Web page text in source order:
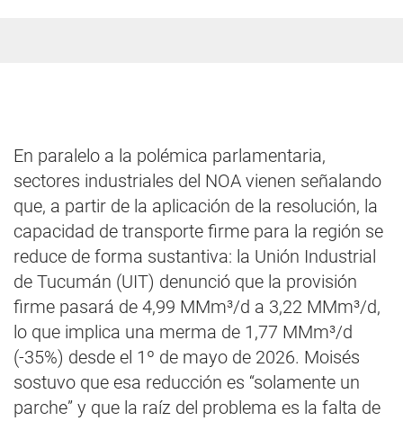
En paralelo a la polémica parlamentaria,
sectores industriales del NOA vienen señalando
que, a partir de la aplicación de la resolución, la
capacidad de transporte firme para la región se
reduce de forma sustantiva: la Unión Industrial
de Tucumán (UIT) denunció que la provisión
firme pasará de 4,99 MMm³/d a 3,22 MMm³/d,
lo que implica una merma de 1,77 MMm³/d
(-35%) desde el 1º de mayo de 2026. Moisés
sostuvo que esa reducción es “solamente un
parche” y que la raíz del problema es la falta de